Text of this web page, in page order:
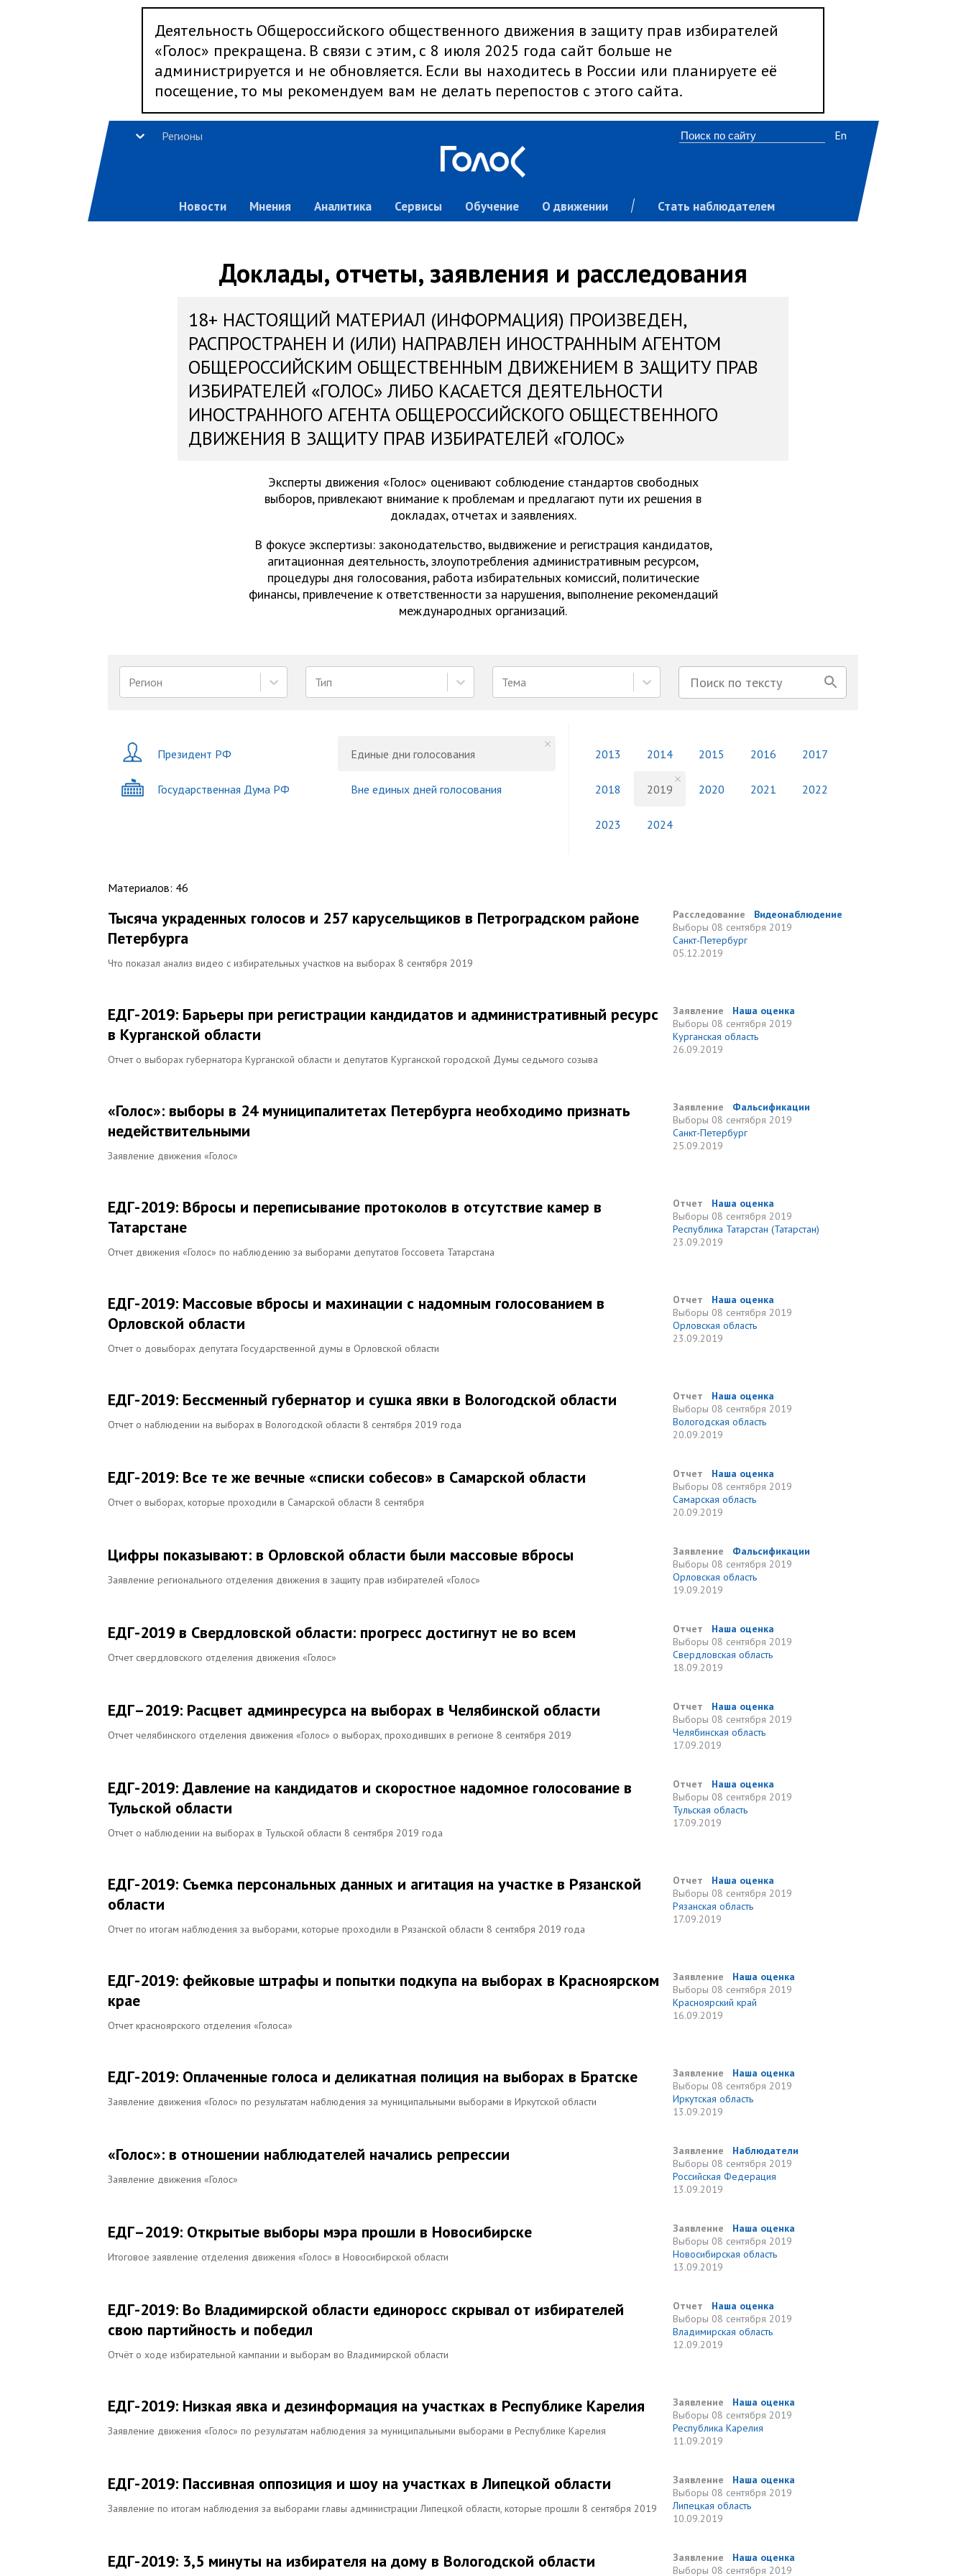
Деятельность Общероссийского общественного движения в защиту прав избирателей
«Голос» прекращена. В связи с этим, с 8 июля 2025 года сайт больше не
администрируется и не обновляется. Если вы находитесь в России или планируете её
посещение, то мы рекомендуем вам не делать перепостов с этого сайта.
Регионы
Новости Мнения Аналитика Сервисы Обучение О движении Стать наблюдателем
En
Доклады, отчеты, заявления и расследования
18+ НАСТОЯЩИЙ МАТЕРИАЛ (ИНФОРМАЦИЯ) ПРОИЗВЕДЕН,
РАСПРОСТРАНЕН И (ИЛИ) НАПРАВЛЕН ИНОСТРАННЫМ АГЕНТОМ
ОБЩЕРОССИЙСКИМ ОБЩЕСТВЕННЫМ ДВИЖЕНИЕМ В ЗАЩИТУ ПРАВ
ИЗБИРАТЕЛЕЙ «ГОЛОС» ЛИБО КАСАЕТСЯ ДЕЯТЕЛЬНОСТИ
ИНОСТРАННОГО АГЕНТА ОБЩЕРОССИЙСКОГО ОБЩЕСТВЕННОГО
ДВИЖЕНИЯ В ЗАЩИТУ ПРАВ ИЗБИРАТЕЛЕЙ «ГОЛОС»
Эксперты движения «Голос» оценивают соблюдение стандартов свободных
выборов, привлекают внимание к проблемам и предлагают пути их решения в
докладах, отчетах и заявлениях.
В фокусе экспертизы: законодательство, выдвижение и регистрация кандидатов,
агитационная деятельность, злоупотребления административным ресурсом,
процедуры дня голосования, работа избирательных комиссий, политические
финансы, привлечение к ответственности за нарушения, выполнение рекомендаций
международных организаций.
Регион Тип Тема
Президент РФ
Государственная Дума РФ
Единые дни голосования
Вне единых дней голосования
2013 2014 2015 2016 2017
2018 2019 2020 2021 2022
2023 2024
Материалов: 46
Тысяча украденных голосов и 257 карусельщиков в Петроградском районе
Петербурга
Что показал анализ видео с избирательных участков на выборах 8 сентября 2019
Расследование
Видеонаблюдение
Выборы 08 сентября 2019
Санкт-Петербург
05.12.2019
ЕДГ-2019: Барьеры при регистрации кандидатов и административный ресурс
в Курганской области
Отчет о выборах губернатора Курганской области и депутатов Курганской городской Думы седьмого созыва
Заявление
Наша оценка
Выборы 08 сентября 2019
Курганская область
26.09.2019
«Голос»: выборы в 24 муниципалитетах Петербурга необходимо признать
недействительными
Заявление движения «Голос»
Заявление
Фальсификации
Выборы 08 сентября 2019
Санкт-Петербург
25.09.2019
ЕДГ-2019: Вбросы и переписывание протоколов в отсутствие камер в
Татарстане
Отчет движения «Голос» по наблюдению за выборами депутатов Госсовета Татарстана
Отчет
Наша оценка
Выборы 08 сентября 2019
Республика Татарстан (Татарстан)
23.09.2019
ЕДГ-2019: Массовые вбросы и махинации с надомным голосованием в
Орловской области
Отчет о довыборах депутата Государственной думы в Орловской области
Отчет
Наша оценка
Выборы 08 сентября 2019
Орловская область
23.09.2019
ЕДГ-2019: Бессменный губернатор и сушка явки в Вологодской области
Отчет о наблюдении на выборах в Вологодской области 8 сентября 2019 года
Отчет
Наша оценка
Выборы 08 сентября 2019
Вологодская область
20.09.2019
ЕДГ-2019: Все те же вечные «списки собесов» в Самарской области
Отчет о выборах, которые проходили в Самарской области 8 сентября
Отчет
Наша оценка
Выборы 08 сентября 2019
Самарская область
20.09.2019
Цифры показывают: в Орловской области были массовые вбросы
Заявление регионального отделения движения в защиту прав избирателей «Голос»
Заявление
Фальсификации
Выборы 08 сентября 2019
Орловская область
19.09.2019
ЕДГ-2019 в Свердловской области: прогресс достигнут не во всем
Отчет свердловского отделения движения «Голос»
Отчет
Наша оценка
Выборы 08 сентября 2019
Свердловская область
18.09.2019
ЕДГ–2019: Расцвет админресурса на выборах в Челябинской области
Отчет челябинского отделения движения «Голос» о выборах, проходивших в регионе 8 сентября 2019
Отчет
Наша оценка
Выборы 08 сентября 2019
Челябинская область
17.09.2019
ЕДГ-2019: Давление на кандидатов и скоростное надомное голосование в
Тульской области
Отчет о наблюдении на выборах в Тульской области 8 сентября 2019 года
Отчет
Наша оценка
Выборы 08 сентября 2019
Тульская область
17.09.2019
ЕДГ-2019: Съемка персональных данных и агитация на участке в Рязанской
области
Отчет по итогам наблюдения за выборами, которые проходили в Рязанской области 8 сентября 2019 года
Отчет
Наша оценка
Выборы 08 сентября 2019
Рязанская область
17.09.2019
ЕДГ-2019: фейковые штрафы и попытки подкупа на выборах в Красноярском
крае
Отчет красноярского отделения «Голоса»
Заявление
Наша оценка
Выборы 08 сентября 2019
Красноярский край
16.09.2019
ЕДГ-2019: Оплаченные голоса и деликатная полиция на выборах в Братске
Заявление движения «Голос» по результатам наблюдения за муниципальными выборами в Иркутской области
Заявление
Наша оценка
Выборы 08 сентября 2019
Иркутская область
13.09.2019
«Голос»: в отношении наблюдателей начались репрессии
Заявление движения «Голос»
Заявление
Наблюдатели
Выборы 08 сентября 2019
Российская Федерация
13.09.2019
ЕДГ–2019: Открытые выборы мэра прошли в Новосибирске
Итоговое заявление отделения движения «Голос» в Новосибирской области
Заявление
Наша оценка
Выборы 08 сентября 2019
Новосибирская область
13.09.2019
ЕДГ-2019: Во Владимирской области единоросс скрывал от избирателей
свою партийность и победил
Отчёт о ходе избирательной кампании и выборам во Владимирской области
Отчет
Наша оценка
Выборы 08 сентября 2019
Владимирская область
12.09.2019
ЕДГ-2019: Низкая явка и дезинформация на участках в Республике Карелия
Заявление движения «Голос» по результатам наблюдения за муниципальными выборами в Республике Карелия
Заявление
Наша оценка
Выборы 08 сентября 2019
Республика Карелия
11.09.2019
ЕДГ-2019: Пассивная оппозиция и шоу на участках в Липецкой области
Заявление по итогам наблюдения за выборами главы администрации Липецкой области, которые прошли 8 сентября 2019
Заявление
Наша оценка
Выборы 08 сентября 2019
Липецкая область
10.09.2019
ЕДГ-2019: 3,5 минуты на избирателя на дому в Вологодской области Заявление
Наша оценка
Выборы 08 сентября 2019